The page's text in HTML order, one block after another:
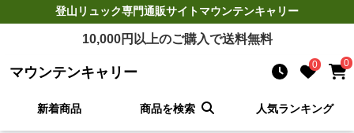
登山リュック専門通販サイトマウンテンキャリー
10,000円以上のご購入で送料無料
マウンテンキャリー 0 0
新着商品 商品を検索 人気ランキング